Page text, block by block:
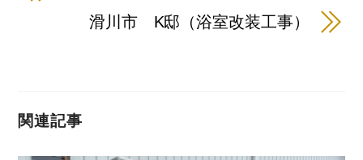
滑川市 K邸（浴室改装工事）
関連記事